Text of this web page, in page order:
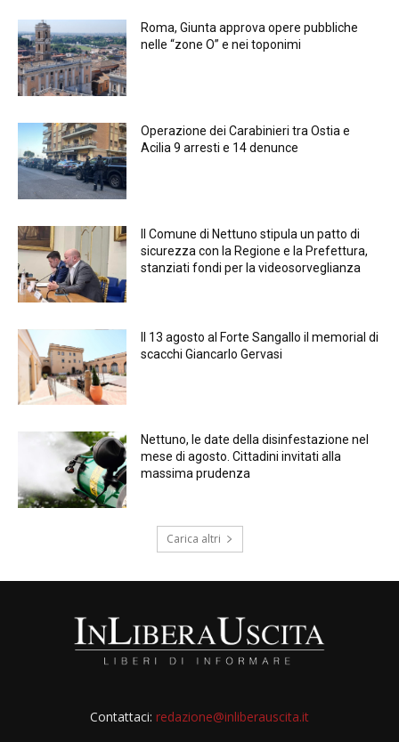
Roma, Giunta approva opere pubbliche
nelle “zone O” e nei toponimi
Operazione dei Carabinieri tra Ostia e
Acilia 9 arresti e 14 denunce
Il Comune di Nettuno stipula un patto di
sicurezza con la Regione e la Prefettura,
stanziati fondi per la videosorveglianza
Il 13 agosto al Forte Sangallo il memorial di
scacchi Giancarlo Gervasi
Nettuno, le date della disinfestazione nel
mese di agosto. Cittadini invitati alla
massima prudenza
Carica altri
Contattaci: redazione@inliberauscita.it